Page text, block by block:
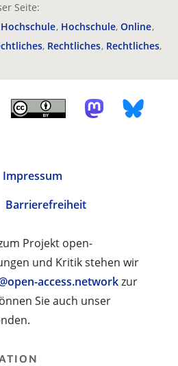
Seite:
Hochschule Hochschule Online
Rechtliches Rechtliches
Impressum
Barrierefreiheit
Projekt open-
und Kritik stehen wir
access.networkzur
Sie auch unser